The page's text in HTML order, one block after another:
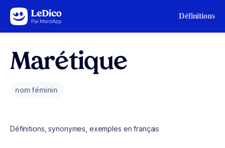
Aller au contenu Définitions
Marétique
nom féminin
Définitions, synonymes, exemples en français